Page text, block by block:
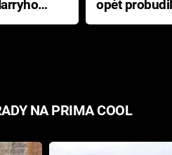
opět
přichází s
NA PRIMA COOL